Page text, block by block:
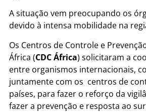
A situação vem preocupando os
devido à intensa mobilidade na
Os Centros de Controle e
África (CDC África) solicitaram a
entre organismos internacionais,
juntamente com os centros de
países, para fazer o reforço da
fazer a prevenção e resposta ao